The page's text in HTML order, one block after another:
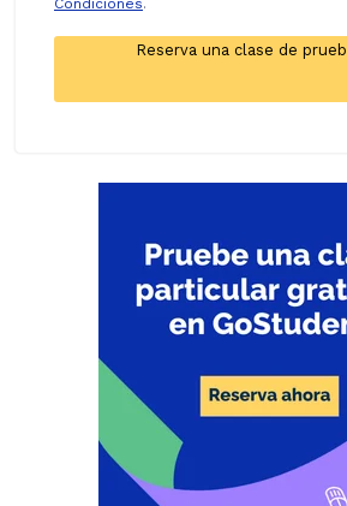
Condiciones.